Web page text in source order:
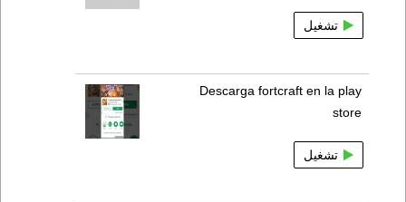
تشغيل
Descarga fortcraft en la play
store
تشغيل